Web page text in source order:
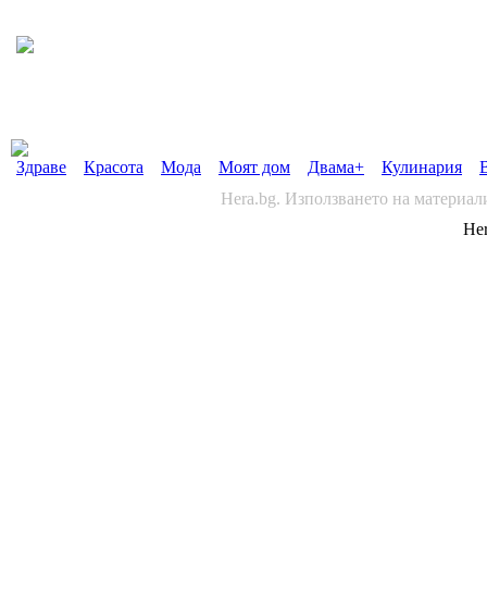
Здраве Красота Мода Моят дом Двама+ Кулинария
Hera.bg. Използването на